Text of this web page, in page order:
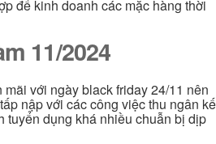
để kinh doanh các mặc hàng thời
11/2024
với ngày black friday 24/11 nên
nập với các công việc thu ngân kế
tuyển dụng khá nhiều chuẫn bị dịp